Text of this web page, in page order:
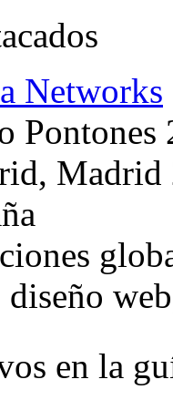
Networks
Pontones
Madrid
en la